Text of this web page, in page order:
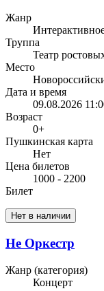
Жанр
Труппа
Театр
Место
Дата и время
09.08.2026
Возраст
0+
Пушкинская карта
Нет
Цена билетов
1000 - 2200
Билет
Нет в наличии
Не Оркестр
Жанр (категория)
Концерт